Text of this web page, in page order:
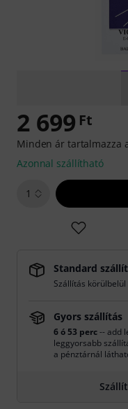
2 699 Ft
Minden ár tartalmazza
Azonnal szállítható
1
Standard
Szállítás
Gyors szállítás
6 ó 53 perc-- add
leggyorsabb
a pénztárnál